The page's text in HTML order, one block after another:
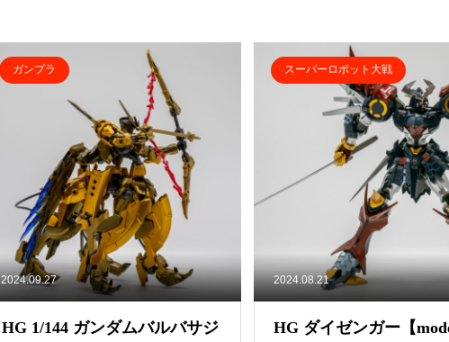
2024.09.27
ガンプラ
HG 1/144 ガンダムバルバサジ
2024.08.21
スーパーロボット大戦
HG ダイゼンガー【